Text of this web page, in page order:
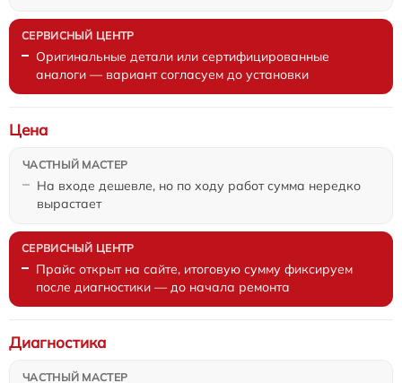
Оригинальные детали или сертифицированные
аналоги — вариант согласуем до установки
На входе дешевле, но по ходу работ сумма нередко
вырастает
Цена
Прайс открыт на сайте, итоговую сумму фиксируем
после диагностики — до начала ремонта
Диагностика